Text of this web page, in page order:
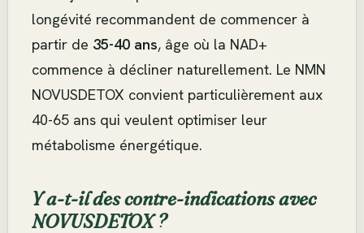
longévité recommandent de commencer à
partir de 35-40 ans, âge où la NAD+
commence à décliner naturellement. Le NMN
NOVUSDETOX convient particulièrement aux
40-65 ans qui veulent optimiser leur
métabolisme énergétique.
Y a-t-il des contre-indications avec
NOVUSDETOX ?